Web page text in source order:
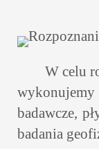
W celu
badawcze,
badania